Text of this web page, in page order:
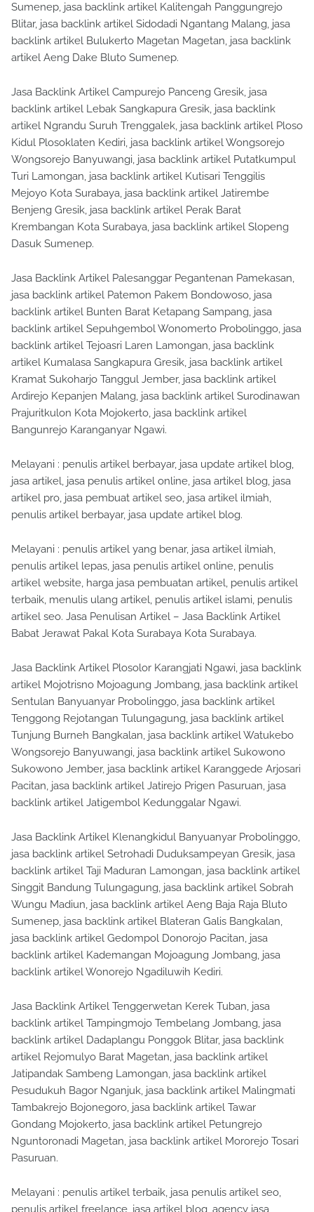
Sumenep, jasa backlink artikel Kalitengah Panggungrejo
Blitar, jasa backlink artikel Sidodadi Ngantang Malang, jasa
backlink artikel Bulukerto Magetan Magetan, jasa backlink
artikel Aeng Dake Bluto Sumenep.
Jasa Backlink Artikel Campurejo Panceng Gresik, jasa
backlink artikel Lebak Sangkapura Gresik, jasa backlink
artikel Ngrandu Suruh Trenggalek, jasa backlink artikel Ploso
Kidul Plosoklaten Kediri, jasa backlink artikel Wongsorejo
Wongsorejo Banyuwangi, jasa backlink artikel Putatkumpul
Turi Lamongan, jasa backlink artikel Kutisari Tenggilis
Mejoyo Kota Surabaya, jasa backlink artikel Jatirembe
Benjeng Gresik, jasa backlink artikel Perak Barat
Krembangan Kota Surabaya, jasa backlink artikel Slopeng
Dasuk Sumenep.
Jasa Backlink Artikel Palesanggar Pegantenan Pamekasan,
jasa backlink artikel Patemon Pakem Bondowoso, jasa
backlink artikel Bunten Barat Ketapang Sampang, jasa
backlink artikel Sepuhgembol Wonomerto Probolinggo, jasa
backlink artikel Tejoasri Laren Lamongan, jasa backlink
artikel Kumalasa Sangkapura Gresik, jasa backlink artikel
Kramat Sukoharjo Tanggul Jember, jasa backlink artikel
Ardirejo Kepanjen Malang, jasa backlink artikel Surodinawan
Prajuritkulon Kota Mojokerto, jasa backlink artikel
Bangunrejo Karanganyar Ngawi.
Melayani : penulis artikel berbayar, jasa update artikel blog,
jasa artikel, jasa penulis artikel online, jasa artikel blog, jasa
artikel pro, jasa pembuat artikel seo, jasa artikel ilmiah,
penulis artikel berbayar, jasa update artikel blog.
Melayani : penulis artikel yang benar, jasa artikel ilmiah,
penulis artikel lepas, jasa penulis artikel online, penulis
artikel website, harga jasa pembuatan artikel, penulis artikel
terbaik, menulis ulang artikel, penulis artikel islami, penulis
artikel seo. Jasa Penulisan Artikel – Jasa Backlink Artikel
Babat Jerawat Pakal Kota Surabaya Kota Surabaya.
Jasa Backlink Artikel Plosolor Karangjati Ngawi, jasa backlink
artikel Mojotrisno Mojoagung Jombang, jasa backlink artikel
Sentulan Banyuanyar Probolinggo, jasa backlink artikel
Tenggong Rejotangan Tulungagung, jasa backlink artikel
Tunjung Burneh Bangkalan, jasa backlink artikel Watukebo
Wongsorejo Banyuwangi, jasa backlink artikel Sukowono
Sukowono Jember, jasa backlink artikel Karanggede Arjosari
Pacitan, jasa backlink artikel Jatirejo Prigen Pasuruan, jasa
backlink artikel Jatigembol Kedunggalar Ngawi.
Jasa Backlink Artikel Klenangkidul Banyuanyar Probolinggo,
jasa backlink artikel Setrohadi Duduksampeyan Gresik, jasa
backlink artikel Taji Maduran Lamongan, jasa backlink artikel
Singgit Bandung Tulungagung, jasa backlink artikel Sobrah
Wungu Madiun, jasa backlink artikel Aeng Baja Raja Bluto
Sumenep, jasa backlink artikel Blateran Galis Bangkalan,
jasa backlink artikel Gedompol Donorojo Pacitan, jasa
backlink artikel Kademangan Mojoagung Jombang, jasa
backlink artikel Wonorejo Ngadiluwih Kediri.
Jasa Backlink Artikel Tenggerwetan Kerek Tuban, jasa
backlink artikel Tampingmojo Tembelang Jombang, jasa
backlink artikel Dadaplangu Ponggok Blitar, jasa backlink
artikel Rejomulyo Barat Magetan, jasa backlink artikel
Jatipandak Sambeng Lamongan, jasa backlink artikel
Pesudukuh Bagor Nganjuk, jasa backlink artikel Malingmati
Tambakrejo Bojonegoro, jasa backlink artikel Tawar
Gondang Mojokerto, jasa backlink artikel Petungrejo
Nguntoronadi Magetan, jasa backlink artikel Mororejo Tosari
Pasuruan.
Melayani : penulis artikel terbaik, jasa penulis artikel seo,
penulis artikel freelance, jasa artikel blog, agency jasa